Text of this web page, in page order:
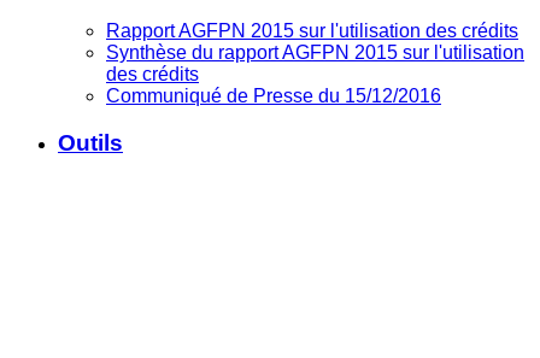
Rapport AGFPN 2015 sur l'utilisation des crédits
Synthèse du rapport AGFPN 2015 sur l'utilisation
des crédits
Communiqué de Presse du 15/12/2016
Outils